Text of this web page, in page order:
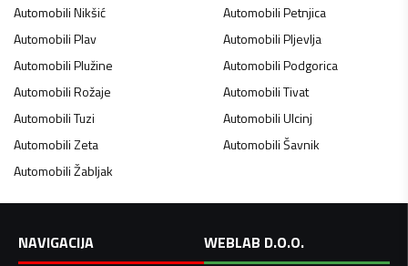
AutomobiliNikšić AutomobiliPetnjica
AutomobiliPlav AutomobiliPljevlja
AutomobiliPlužine AutomobiliPodgorica
AutomobiliRožaje AutomobiliTivat
AutomobiliTuzi AutomobiliUlcinj
AutomobiliZeta AutomobiliŠavnik
AutomobiliŽabljak
NAVIGACIJA
WEBLAB D.O.O.